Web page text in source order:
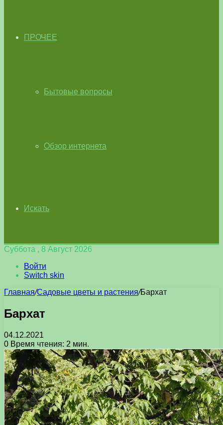
ПРОЧЕЕ
Бытовые вопросы
Обзор интернета
Искать
Суббота , 8 Август 2026
Войти
Switch skin
Главная/Садовые цветы и растения/Бархат
Бархат
04.12.2021
0 Время чтения: 2 мин.